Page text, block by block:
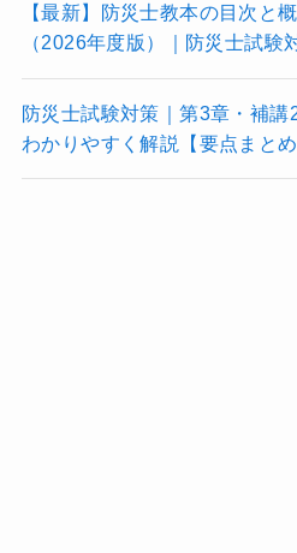
【最新】防災士教本の目次と
（2026年度版）｜防災士試験
防災士試験対策｜第3章・補
わかりやすく解説【要点まとめ